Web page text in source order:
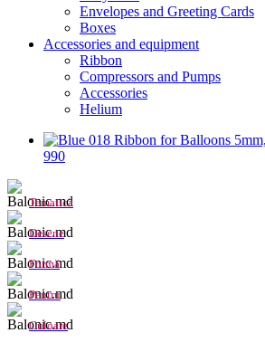
Envelopes and Greeting Cards
Boxes
Accessories and equipment
Ribbon
Compressors and Pumps
Accessories
Helium
990
Tematică
Desene
Formă
Pentru
Culoare